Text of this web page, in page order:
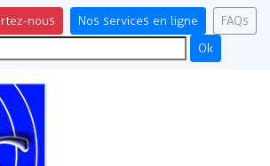
nous Nos services en ligne
FAQs
Ok